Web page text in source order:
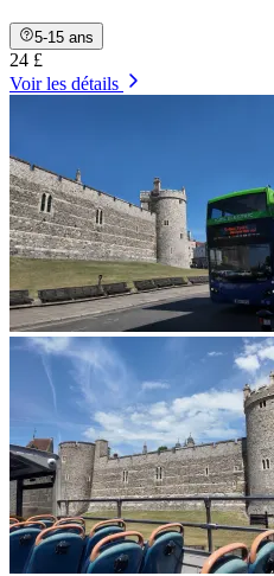
5-15 ans
24 £
Voir les détails